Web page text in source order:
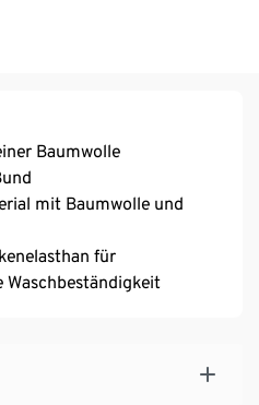
Baumwolle
mit Baumwolle und
für